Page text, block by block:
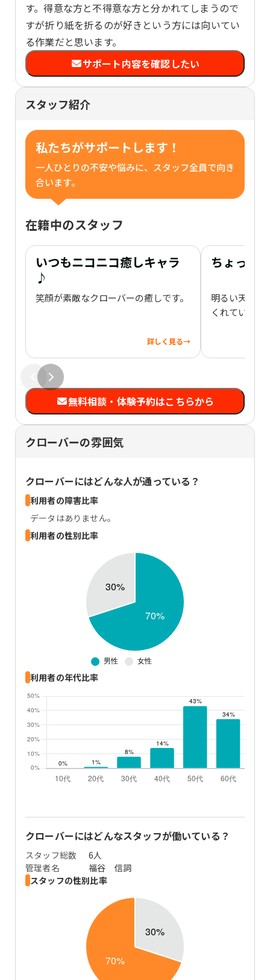
す。得意な方と不得意な方と分かれてしまうので
すが折り紙を折るのが好きという方には向いてい
る作業だと思います。
サポート内容を確認したい
スタッフ紹介
私たちがサポートします！
一人ひとりの不安や悩みに、スタッフ全員で向き
合います。
在籍中のスタッフ
いつもニコニコ癒しキャラ
♪
笑顔が素敵なクローバーの癒しです。
詳しく見る→
ちょっぴ
明るい天然キ
くれています
無料相談・体験予約はこちらから
クローバーの雰囲気
クローバーにはどんな人が通っている？
利用者の障害比率
データはありません。
利用者の性別比率
利用者の年代比率
クローバーにはどんなスタッフが働いている？
スタッフ総数
6人
管理者名
福谷 信詞
スタッフの性別比率